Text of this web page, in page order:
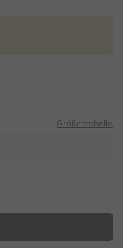
Größentabelle